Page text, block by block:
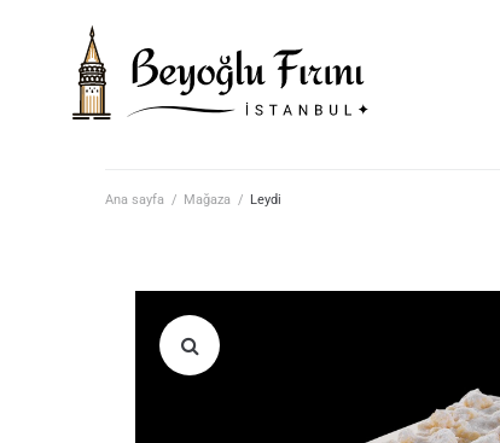
Ana sayfa / Mağaza / Leydi